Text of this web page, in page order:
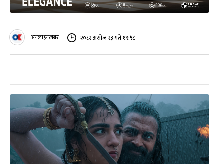
अनलाइनखबर २०८२ असोज २३ गते १९:५८